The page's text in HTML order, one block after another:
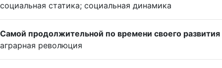
социальная статика; социальная динамика
Самой продолжительной по времени своего развития
аграрная революция